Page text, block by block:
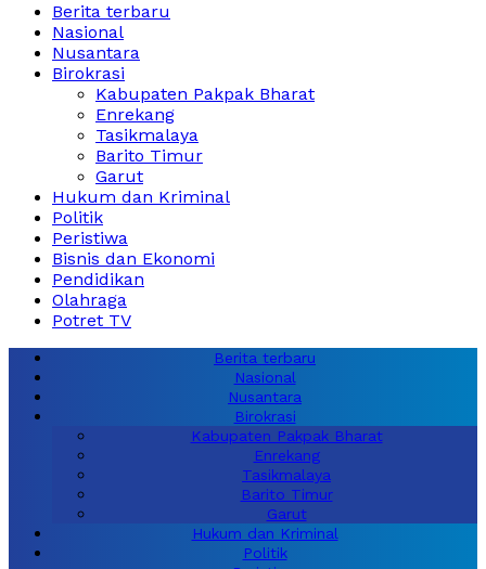
Berita terbaru
Nasional
Nusantara
Birokrasi
Kabupaten Pakpak Bharat
Enrekang
Tasikmalaya
Barito Timur
Garut
Hukum dan Kriminal
Politik
Peristiwa
Bisnis dan Ekonomi
Pendidikan
Olahraga
Potret TV
Berita terbaru
Nasional
Nusantara
Birokrasi
Kabupaten Pakpak Bharat
Enrekang
Tasikmalaya
Barito Timur
Garut
Hukum dan Kriminal
Politik